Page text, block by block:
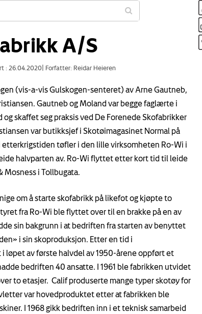
A/S
: 26.04.2020 Forfatter: Reidar Heieren
(vis-a-vis Gulskogen-senteret) av Arne Gautneb,
Gautneb og Moland var begge faglærte i
og skaffet seg praksis ved De Forenede Skofabrikker
var butikksjef i Skotøimagasinet Normal på
etterkrigstiden tøfler i den lille virksomheten Ro-Wi i
eide halvparten av. Ro-Wi flyttet etter kort tid til leide
Mosness i Tollbugata.
om å starte skofabrikk på likefot og kjøpte to
fra Ro-Wi ble flyttet over til en brakke på en av
sin bakgrunn i at bedriften fra starten av benyttet
i sin skoproduksjon. Etter en tid i
løpet av første halvdel av 1950-årene oppført et
bedriften 40 ansatte. I 1961 ble fabrikken utvidet
to etasjer. Calif produserte mange typer skotøy for
var hovedproduktet etter at fabrikken ble
I 1968 gikk bedriften inn i et teknisk samarbeid